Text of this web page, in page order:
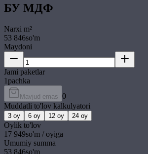
БУ МДФ
Narxi m²
53 846so'm
Maydoni
Jami paketlar
1pachka
Mavjud emas 0
Muddatli to'lov kalkulyatori
3 oy 6 oy 12 oy 24 oy
Oylik to'lov
17 949so'm / oyiga
Umumiy summa
53 846so'm